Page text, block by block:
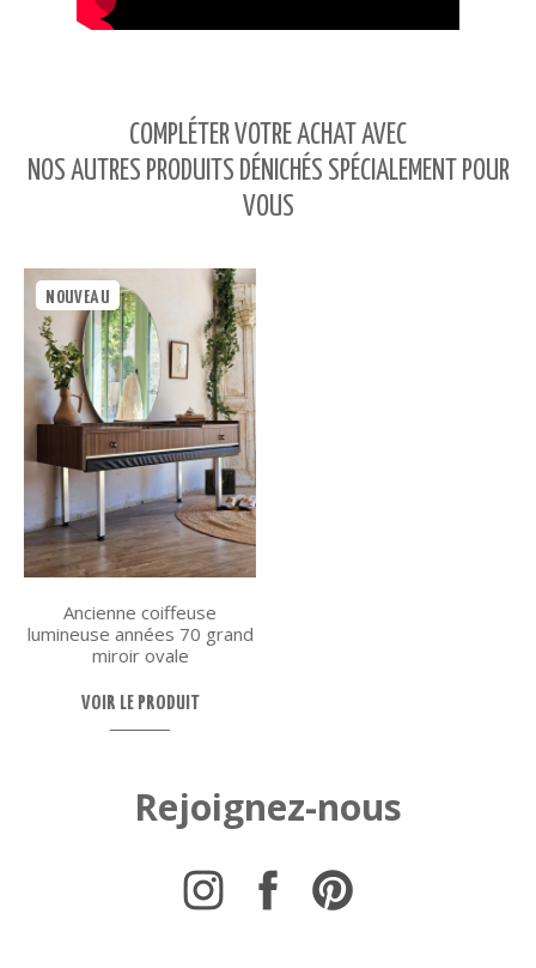
COMPLÉTER VOTRE ACHAT AVEC
NOS AUTRES PRODUITS DÉNICHÉS SPÉCIALEMENT POUR
VOUS
NOUVEAU
Ancienne coiffeuse
lumineuse années 70 grand
miroir ovale
VOIR LE PRODUIT
Rejoignez-nous